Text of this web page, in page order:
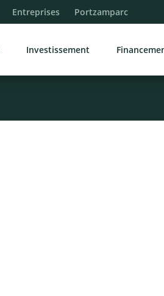
Entreprises Portzamparc
Investissement